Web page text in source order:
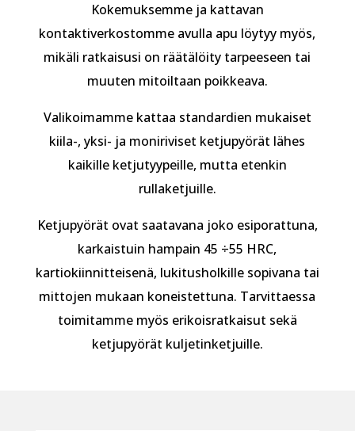
Kokemuksemme ja kattavan
kontaktiverkostomme avulla apu löytyy myös,
mikäli ratkaisusi on räätälöity tarpeeseen tai
muuten mitoiltaan poikkeava.
Valikoimamme kattaa standardien mukaiset
kiila-, yksi- ja moniriviset ketjupyörät lähes
kaikille ketjutyypeille, mutta etenkin
rullaketjuille.
Ketjupyörät ovat saatavana joko esiporattuna,
karkaistuin hampain 45 ÷55 HRC,
kartiokiinnitteisenä, lukitusholkille sopivana tai
mittojen mukaan koneistettuna. Tarvittaessa
toimitamme myös erikoisratkaisut sekä
ketjupyörät kuljetinketjuille.